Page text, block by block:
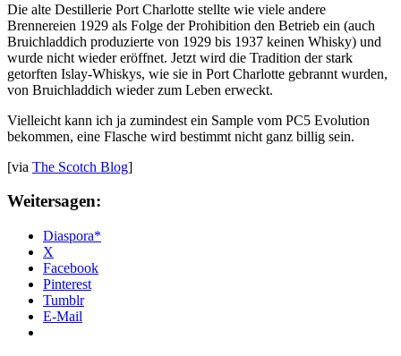
Die alte Destillerie Port Charlotte stellte wie viele andere
Brennereien 1929 als Folge der Prohibition den Betrieb ein (auch
Bruichladdich produzierte von 1929 bis 1937 keinen Whisky) und
wurde nicht wieder eröffnet. Jetzt wird die Tradition der stark
getorften Islay-Whiskys, wie sie in Port Charlotte gebrannt wurden,
von Bruichladdich wieder zum Leben erweckt.
Vielleicht kann ich ja zumindest ein Sample vom PC5 Evolution
bekommen, eine Flasche wird bestimmt nicht ganz billig sein.
[via The Scotch Blog]
Weitersagen:
Diaspora*
X
Facebook
Pinterest
Tumblr
E-Mail